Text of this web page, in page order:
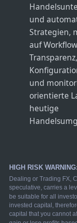
und
Strategien,
auf
Transparenz,
und
orientierte
heutige